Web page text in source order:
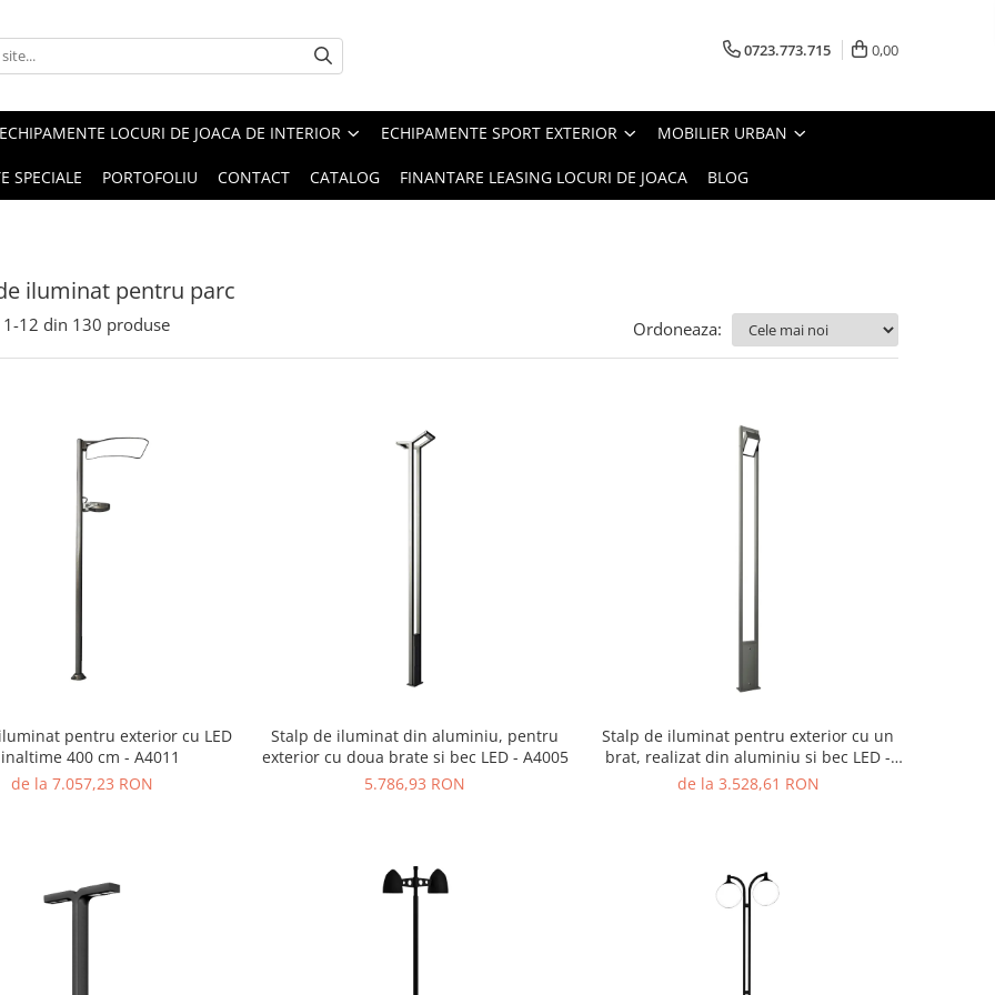
0723.773.715 0,00
ECHIPAMENTE LOCURI DE JOACA DE INTERIOR ECHIPAMENTE SPORT EXTERIOR MOBILIER URBAN
SPECIALE PORTOFOLIU CONTACT CATALOG FINANTARE LEASING LOCURI DE JOACA BLOG
iluminat pentru parc
1-12 din 130 produse Ordoneaza:
pentru exterior cu LED
400 cm - A4011
de la 7.057,23 RON
Stalp de iluminat din aluminiu, pentru
exterior cu doua brate si bec LED - A4005
5.786,93 RON
Stalp de iluminat pentru exterior cu un
brat, realizat din aluminiu si bec LED -
A4004
de la 3.528,61 RON